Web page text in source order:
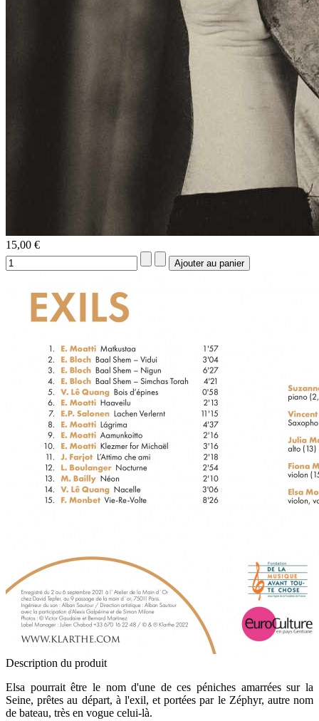
15,00 €
Description du produit
Elsa pourrait être le nom d'une de ces péniches amarrées sur la
Seine, prêtes au départ, à l'exil, et portées par le Zéphyr, autre nom
de bateau, très en vogue celui-là.